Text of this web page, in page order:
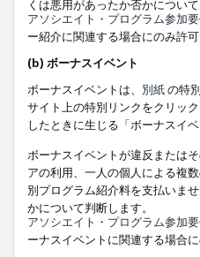
くは悪用があったか否かについて
アソシエイト・プログラム参加
ー紹介に関連する場合にのみ許可
(b) ボーナスイベント
ボーナスイベントは、 別紙の特
サイト上の特別リンクをクリッ
したときに生じる「ボーナスイ
ボーナスイベントが違反または
アの利用、一人の個人による複
別プログラム紹介料を支払いま
かについて判断します。
アソシエイト・プログラム参加
ーナスイベントに関連する場合